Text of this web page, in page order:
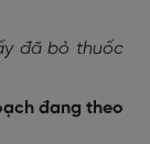
đã bỏ thuốc
đang theo